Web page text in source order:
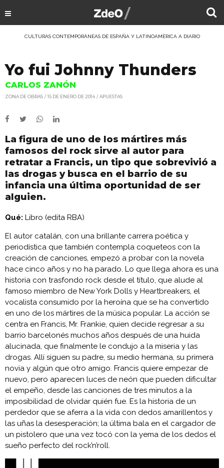
CULTURAS CONTEMPORÁNEAS DE ESPAÑA Y LATINOAMÉRICA A DIARIO
Yo fui Johnny Thunders
CARLOS ZANÓN
ZONA DE OBRAS 15 DE ENERO DE 2014 APUESTAS
La figura de uno de los mártires más
famosos del rock sirve al autor para
retratar a Francis, un tipo que sobrevivió a
las drogas y busca en el barrio de su
infancia una última oportunidad de ser
alguien.
Qué: Libro (edita RBA)
El autor catalán, con una brillante carrera poética y
periodística que también contempla coqueteos con la
creación de canciones, empezó a probar con la novela
hace cinco años y no ha parado. Lo que llega ahora es una
historia con trasfondo rock desde el título, que alude al
famoso miembro de New York Dolls y Heartbreakers, el
vocalista consumido por la heroína que se ha convertido
en uno de los mártires de la música popular. La acción se
centra en Francis, Mr. Frankie, quien decide regresar a su
barrio barcelonés muchos años después de una huida
alucinada, que finalmente le condujo a la miseria y las
drogas. Allí siguen su padre, su medio hermana, su primera
novia y algún que otro amigo. Francis quiere empezar de
nuevo, pero aparecen luces de neón que pueden dificultar
el empeño, desde las canciones de tres minutos a la
imposibilidad de olvidar quién fue. Es la historia de un
perdedor que se aferra a la vida con dedos amarillentos y
las uñas la desesperación; la última bala en el cargador de
un pistolero que una vez tocó con la yema de los dedos el
sueño perfecto del rock’n’roll.